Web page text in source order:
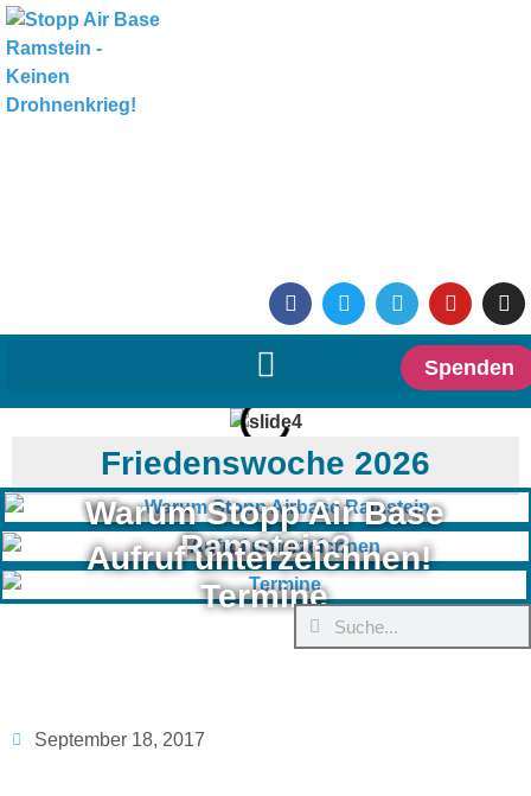
Spenden
Friedenswoche 2026
Warum Stopp Air Base
Ramstein?
Aufruf unterzeichnen!
Termine
September 18, 2017